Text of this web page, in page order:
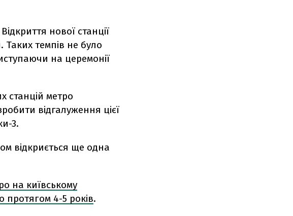
нової станції
темпів не було
на церемонії
станцій метро
відгалуження цієї
3.
відкриється ще одна
на київському
4-5 років.